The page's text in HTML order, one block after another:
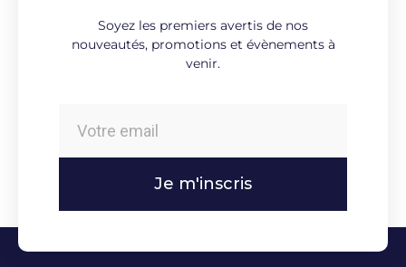
Soyez les premiers avertis de nos
nouveautés, promotions et évènements à
venir.
Je m'inscris